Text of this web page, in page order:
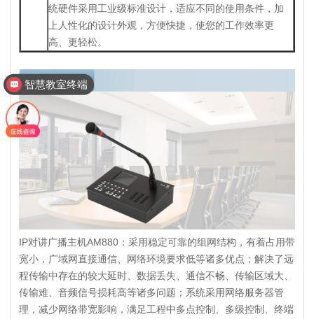
统硬件采用工业级标准设计，适应不同的使用条件，加
上人性化的设计外观，方便快捷，使您的工作效率更
高、更轻松。
IP对讲广播主机AM880：采用稳定可靠的组网结构，有着占用带
宽小，广域网直接通信、网络环境要求低等诸多优点；解决了远
程传输中存在的较大延时、数据丢失、通信不畅、传输区域大、
传输难、音频信号损耗高等诸多问题；系统采用网络服务器管
理，减少网络带宽影响，满足工程中多点控制、多级控制、终端
智慧教室
智慧教室终端